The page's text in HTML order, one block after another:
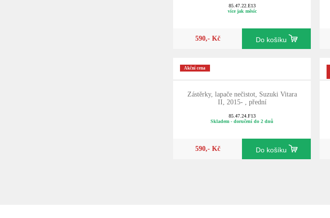
85.47.22.E13
více jak měsíc
590,- Kč Do košíku
Akční cena
Zástěrky, lapače nečistot, Suzuki Vitara
II, 2015- , přední
85.47.24.F13
Skladem - doručení do 2 dnů
590,- Kč Do košíku